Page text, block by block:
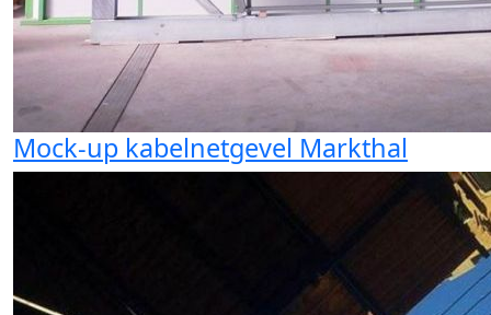
Mock-up kabelnetgevel Markthal